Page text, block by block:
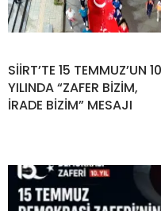
SİİRT’TE 15 TEMMUZ’UN
YILINDA “ZAFER BİZİM,
İRADE BİZİM” MESAJI